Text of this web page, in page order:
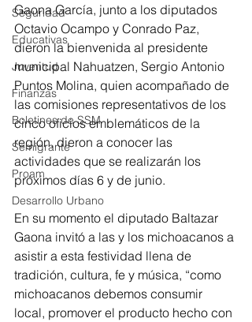
Seguridad
Educativas
Juventud
Finanzas
Boletines de SSM
Semigrante
Proam
Desarrollo Urbano
Gaona García, junto a los diputados
Octavio Ocampo y Conrado Paz,
dieron la bienvenida al presidente
municipal Nahuatzen, Sergio Antonio
Puntos Molina, quien acompañado de
las comisiones representativos de los
cinco oficios emblemáticos de la
región, dieron a conocer las
actividades que se realizarán los
próximos días 6 y de junio.
En su momento el diputado Baltazar
Gaona invitó a las y los michoacanos a
asistir a esta festividad llena de
tradición, cultura, fe y música, “como
michoacanos debemos consumir
local, promover el producto hecho con